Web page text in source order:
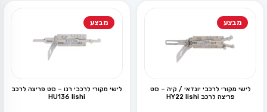
מבצע
לישי מקורי לרכבי יונדאי / קיה – סט
פריצה לרכב HY22 lishi
מבצע
לישי מקורי לרכבי רנו – סט פריצה לרכב
HU136 lishi